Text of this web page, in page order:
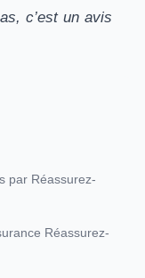
c’est un avis
par Réassurez-
Réassurez-